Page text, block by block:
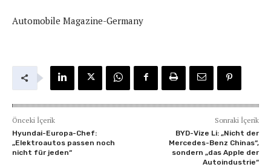
Automobile Magazine-Germany
Önceki İçerik
Hyundai-Europa-Chef:
„Elektroautos passen noch
nicht für jeden“
Sonraki İçerik
BYD-Vize Li: „Nicht der
Mercedes-Benz Chinas“,
sondern „das Apple der
Autoindustrie“